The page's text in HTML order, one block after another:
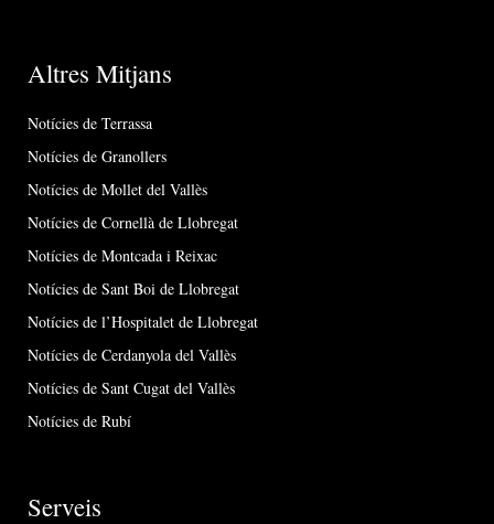
Altres Mitjans
Notícies de Terrassa
Notícies de Granollers
Notícies de Mollet del Vallès
Notícies de Cornellà de Llobregat
Notícies de Montcada i Reixac
Notícies de Sant Boi de Llobregat
Notícies de l’Hospitalet de Llobregat
Notícies de Cerdanyola del Vallès
Notícies de Sant Cugat del Vallès
Notícies de Rubí
Serveis